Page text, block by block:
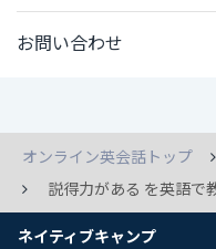
お問い合わせ
オンライン英会話トップ
説得力がある を英語で
ネイティブキャンプ